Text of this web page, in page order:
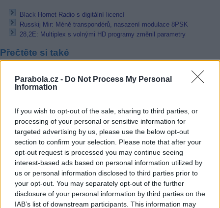
Parabola.cz - Do Not Process My Personal
Information
If you wish to opt-out of the sale, sharing to third parties, or
processing of your personal or sensitive information for
targeted advertising by us, please use the below opt-out
section to confirm your selection. Please note that after your
opt-out request is processed you may continue seeing
interest-based ads based on personal information utilized by
us or personal information disclosed to third parties prior to
your opt-out. You may separately opt-out of the further
disclosure of your personal information by third parties on the
IAB’s list of downstream participants. This information may
Black Hornet Radio s digitální licencí
Russkij Mir: Méně transpondérů, nasazení modulace 8PSK
28,2E: Multiplex s volnými HD programy změnil parametry
Přečtěte si také
28,2E: Multiplex s volnými HD programy změnil parametry
Reklama
Pracovní nabídky
10.08.2026 -Specialista/Inženýr TZB (Nové Město, Praha)
10.08.2026 -Servisní mechanik - polygrafie (Brno - město)
10.08.2026 -Montážní/stavební technik – telekomunikace (Praha)
10.08.2026 -Dokumentarista optických sítí (Horní Počernice, Praha)
10.08.2026 - Specialista optických sítí (Praha)
... další nabídky zaměstnání